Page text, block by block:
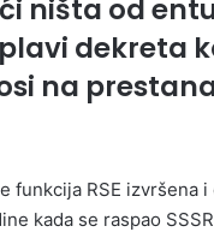
ništa od
dekreta
na
funkcija RSE izvršena
kada se raspao